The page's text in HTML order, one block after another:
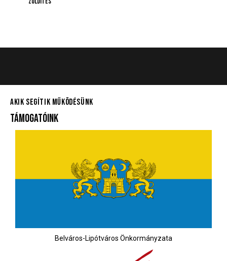
AKIK SEGÍTIK MŰKÖDÉSÜNK
TÁMOGATÓINK
Belváros-Lipótváros Önkormányzata